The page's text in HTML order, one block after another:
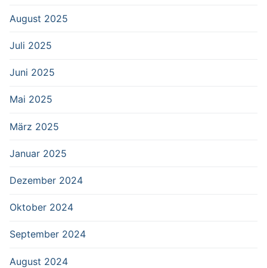
August 2025
Juli 2025
Juni 2025
Mai 2025
März 2025
Januar 2025
Dezember 2024
Oktober 2024
September 2024
August 2024